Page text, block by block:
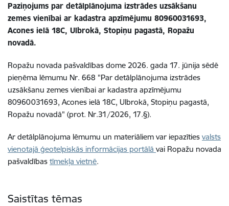
Paziņojums par detālplānojuma izstrādes uzsākšanu
zemes vienībai ar kadastra apzīmējumu 80960031693,
Acones ielā 18C, Ulbrokā, Stopiņu pagastā, Ropažu
novadā.
Ropažu novada pašvaldības dome 2026. gada 17. jūnija sēdē
pieņēma lēmumu Nr. 668 "Par detālplānojuma izstrādes
uzsākšanu zemes vienībai ar kadastra apzīmējumu
80960031693, Acones ielā 18C, Ulbrokā, Stopiņu pagastā,
Ropažu novadā" (prot. Nr.31/2026, 17.§).
Ar detālplānojuma lēmumu un materiāliem var iepazīties valsts
vienotajā ģeotelpiskās informācijas portālā vai Ropažu novada
pašvaldības tīmekļa vietnē.
Saistītas tēmas